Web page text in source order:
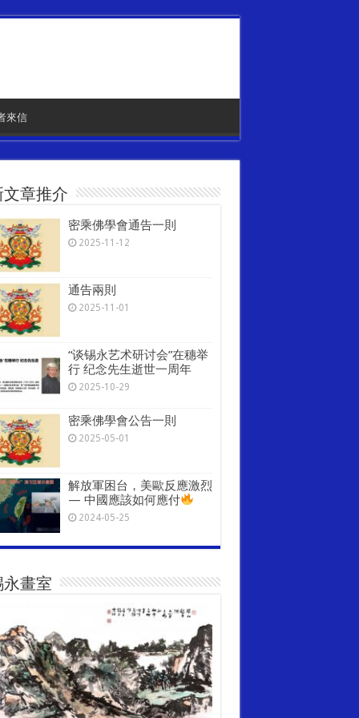
來信
文章推介
密乘佛學會通告一則
2025-11-12
通告兩則
2025-11-01
“谈锡永艺术研讨会”在穗举
行 纪念先生逝世一周年
2025-10-29
密乘佛學會公告一則
2025-05-01
解放軍困台，美歐反應激烈
— 中國應該如何應付
2024-05-25
永畫室